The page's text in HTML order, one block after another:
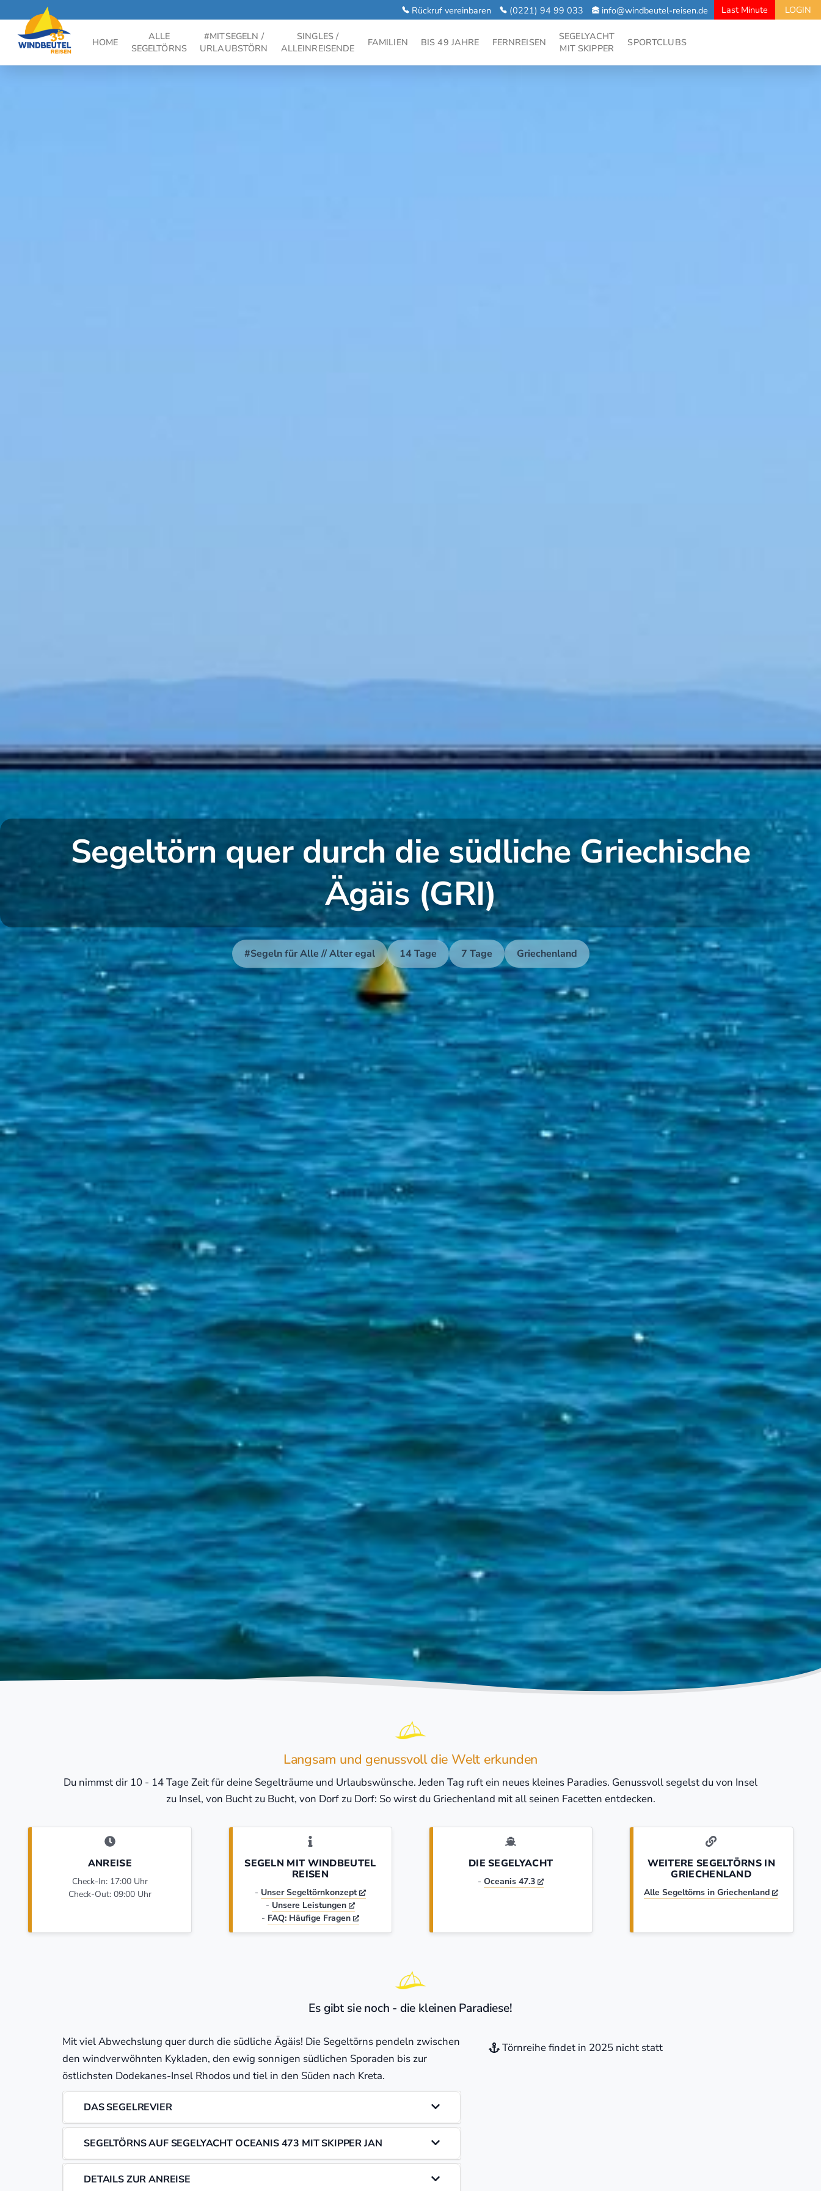
Rückruf vereinbaren (0221) 94 99 033 info@windbeutel-reisen.de Last Minute LOGIN
HOME
ALLE
SEGELTÖRNS
#MITSEGELN /
URLAUBSTÖRN
SINGLES /
ALLEINREISENDE
FAMILIEN BIS 49 JAHRE FERNREISEN
SEGELYACHT
MIT SKIPPER
SPORTCLUBS
Segeltörn quer durch die südliche Griechische
Ägäis (GRI)
#Segeln für Alle // Alter egal 14 Tage 7 Tage Griechenland
Langsam und genussvoll die Welt erkunden
Du nimmst dir 10 - 14 Tage Zeit für deine Segelträume und Urlaubswünsche. Jeden Tag ruft ein neues kleines Paradies. Genussvoll segelst du von Insel
zu Insel, von Bucht zu Bucht, von Dorf zu Dorf: So wirst du Griechenland mit all seinen Facetten entdecken.
ANREISE
Check-In: 17:00 Uhr
Check-Out: 09:00 Uhr
SEGELN MIT WINDBEUTEL
REISEN
- Unser Segeltörnkonzept
- Unsere Leistungen
- FAQ: Häufige Fragen
DIE SEGELYACHT
- Oceanis 47.3
WEITERE SEGELTÖRNS IN
GRIECHENLAND
Alle Segeltörns in Griechenland
Es gibt sie noch - die kleinen Paradiese!
Mit viel Abwechslung quer durch die südliche Ägäis! Die Segeltörns pendeln zwischen
den windverwöhnten Kykladen, den ewig sonnigen südlichen Sporaden bis zur
östlichsten Dodekanes-Insel Rhodos und tiel in den Süden nach Kreta.
DAS SEGELREVIER
SEGELTÖRNS AUF SEGELYACHT OCEANIS 473 MIT SKIPPER JAN
DETAILS ZUR ANREISE
Törnreihe findet in 2025 nicht statt